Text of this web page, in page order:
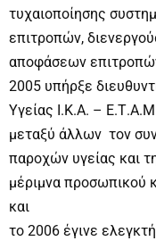
τυχαιοποίησης
επιτροπών,
αποφάσεων
2005 υπήρξε
Υγείας Ι.Κ.Α. –
μεταξύ άλλων τον
παροχών υγείας και
μέριμνα προσωπικού
και
το 2006 έγινε